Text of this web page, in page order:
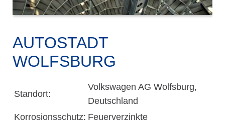
AUTOSTADT
WOLFSBURG
Standort:
Volkswagen AG Wolfsburg,
Deutschland
Korrosionsschutz: Feuerverzinkte